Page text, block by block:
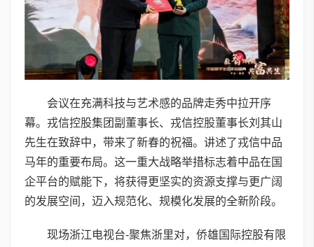
会议在充满科技与艺术感的品牌走秀中拉开序
幕。戎信控股集团副董事长、戎信控股董事长刘其山
先生在致辞中，带来了新春的祝福。讲述了戎信中品
马年的重要布局。这一重大战略举措标志着中品在国
企平台的赋能下，将获得更坚实的资源支撑与更广阔
的发展空间，迈入规范化、规模化发展的全新阶段。
现场浙江电视台-聚焦浙里对，侨雄国际控股有限